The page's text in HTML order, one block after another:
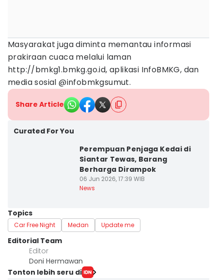
Masyarakat juga diminta memantau informasi
prakiraan cuaca melalui laman
http://bmkg1.bmkg.go.id, aplikasi InfoBMKG, dan
media sosial @infobmkgsumut.
Share Article
Curated For You
Perempuan Penjaga Kedai di
Siantar Tewas, Barang
Berharga Dirampok
06 Jun 2026, 17:39 WIB
News
Topics
Car Free Night Medan Update me
Editorial Team
Editor
Doni Hermawan
Tonton lebih seru di